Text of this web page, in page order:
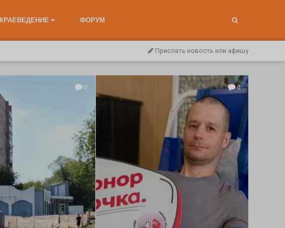
КРАЕВЕДЕНИЕ ФОРУМ
Прислать новость или афишу
0 0